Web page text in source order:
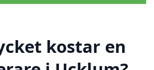
kostar en